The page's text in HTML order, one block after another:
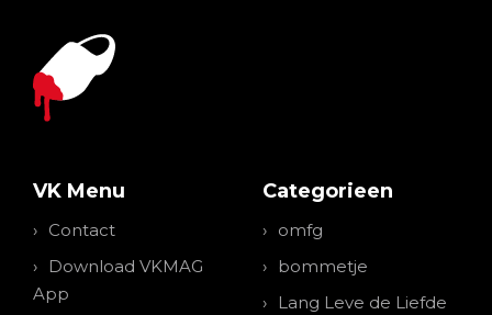
VK Menu
Contact
Download VKMAG
App
Categorieen
omfg
bommetje
Lang Leve de Liefde